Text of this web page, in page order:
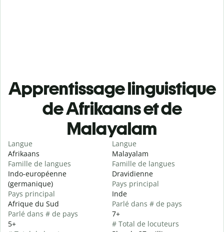
Apprentissage linguistique
de Afrikaans et de
Malayalam
Langue
Afrikaans
Famille de langues
Indo-européenne
(germanique)
Pays principal
Afrique du Sud
Parlé dans # de pays
5+
Langue
Malayalam
Famille de langues
Dravidienne
Pays principal
Inde
Parlé dans # de pays
7+
# Total de locuteurs